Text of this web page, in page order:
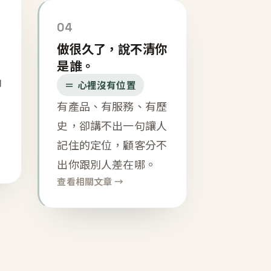
04
做很久了，說不清你
是誰。
＝ 心裡沒有位置
有產品、有服務、有歷
史，卻講不出一句讓人
記住的定位，顧客分不
出你跟別人差在哪。
查看相關文章 →